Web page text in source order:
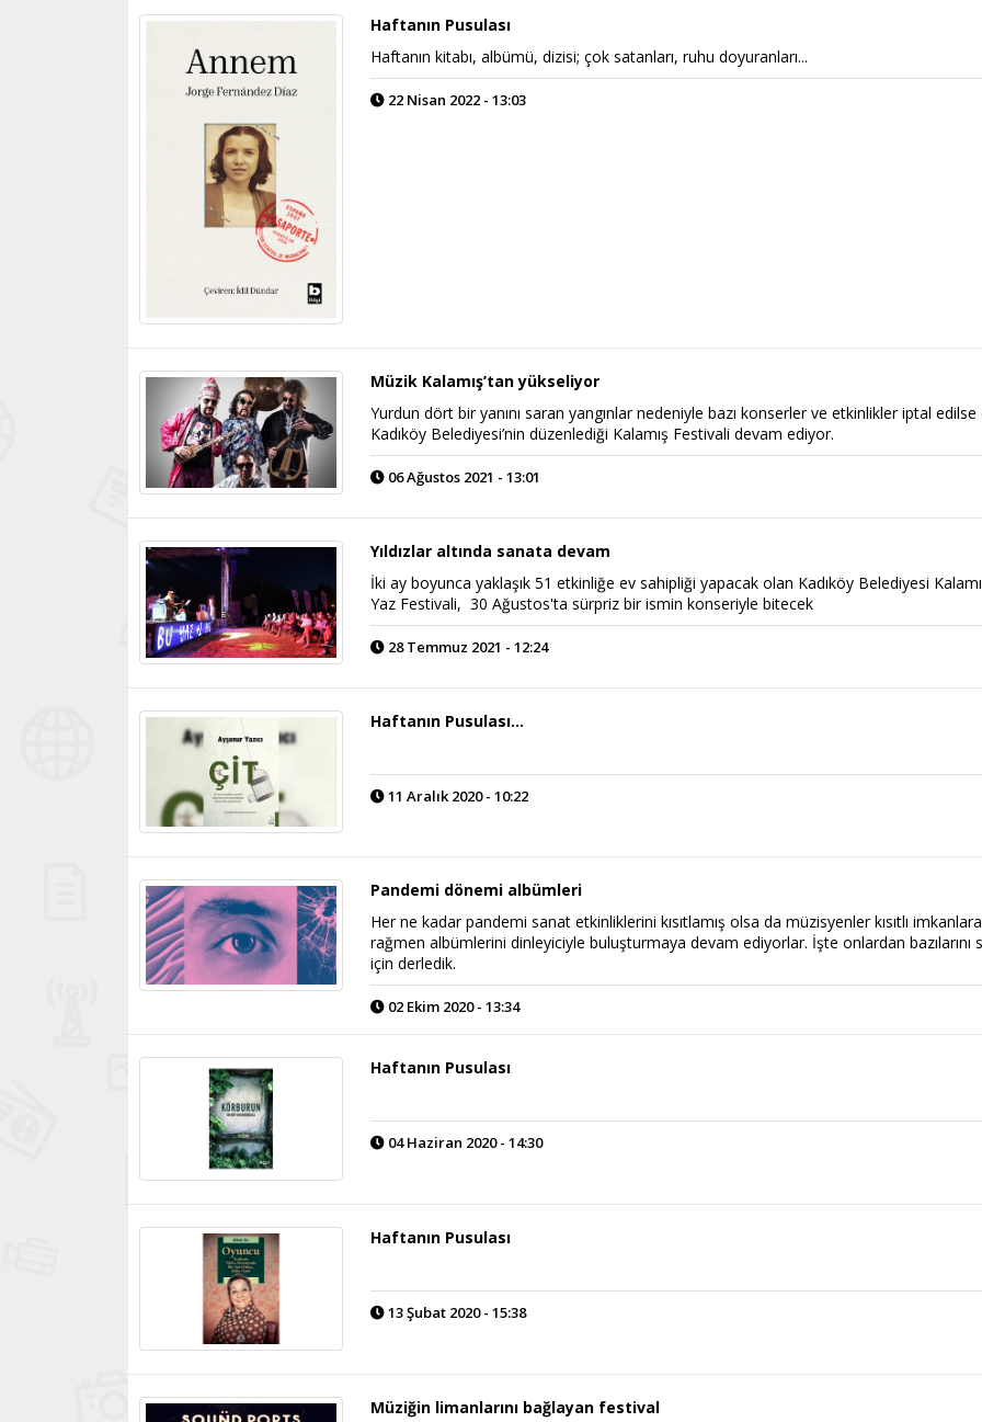
Haftanın Pusulası
Haftanın kitabı, albümü, dizisi; çok satanları, ruhu doyuranları...
22 Nisan 2022 - 13:03
Müzik Kalamış’tan yükseliyor
Yurdun dört bir yanını saran yangınlar nedeniyle bazı konserler ve etkinlikler iptal edilse
Kadıköy Belediyesi’nin düzenlediği Kalamış Festivali devam ediyor.
06 Ağustos 2021 - 13:01
Yıldızlar altında sanata devam
İki ay boyunca yaklaşık 51 etkinliğe ev sahipliği yapacak olan Kadıköy Belediyesi
Yaz Festivali, 30 Ağustos'ta sürpriz bir ismin konseriyle bitecek
28 Temmuz 2021 - 12:24
Haftanın Pusulası...
11 Aralık 2020 - 10:22
Pandemi dönemi albümleri
Her ne kadar pandemi sanat etkinliklerini kısıtlamış olsa da müzisyenler kısıtlı imkanlara
rağmen albümlerini dinleyiciyle buluşturmaya devam ediyorlar. İşte onlardan bazılarını
için derledik.
02 Ekim 2020 - 13:34
Haftanın Pusulası
04 Haziran 2020 - 14:30
Haftanın Pusulası
13 Şubat 2020 - 15:38
Müziğin limanlarını bağlayan festival